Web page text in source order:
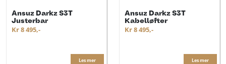
Ansuz Darkz S3T
Justerbar
Kr 8 495,-
Les mer
Ansuz Darkz S3T
Kabelløfter
Kr 8 495,-
Les mer